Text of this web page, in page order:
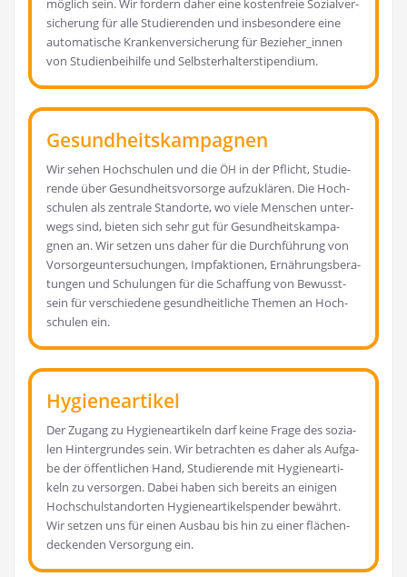
mög­lich sein. Wir for­dern daher eine kos­ten­freie Sozi­al­ver­
si­che­rung für alle Stu­die­ren­den und ins­be­son­de­re eine
auto­ma­ti­sche Kran­ken­ver­si­che­rung für Bezieher_innen
von Stu­di­en­bei­hil­fe und Selbsterhalterstipendium.
Gesundheitskampagnen
Wir sehen Hoch­schu­len und dieÖH in der Pflicht, Stu­die­
ren­de über Gesund­heits­vor­sor­ge auf­zu­klä­ren. Die Hoch­
schu­len als zen­tra­le Stand­or­te, wo vie­le Men­schen unter­
wegs sind, bie­ten sich sehr gut für Gesund­heits­kam­pa­
gnen an. Wir set­zen uns daher für die Durch­füh­rung von
Vor­sor­ge­un­ter­su­chun­gen, Impf­ak­tio­nen, Ernäh­rungs­be­ra­
tun­gen und Schu­lun­gen für die Schaf­fung von Bewusst­
sein für ver­schie­de­ne gesund­heit­li­che The­men an Hoch­
schu­len ein.
Hygieneartikel
Der Zugang zu Hygie­ne­ar­ti­keln darf kei­ne Fra­ge des sozia­
len Hin­ter­grun­des sein. Wir betrach­ten es daher als Auf­ga­
be der öffent­li­chen Hand, Stu­die­ren­de mit Hygie­ne­ar­ti­
keln zu ver­sor­gen. Dabei haben sich bereits an eini­gen
Hoch­schul­stand­or­ten Hygie­ne­ar­ti­kel­spen­der bewährt.
Wir set­zen uns für einen Aus­bau bis hin zu einer flä­chen­
de­cken­den Ver­sor­gung ein.